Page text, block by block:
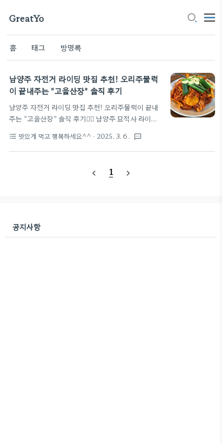
GreatYo
홈 태그 방명록
남양주 자전거 라이딩 맛집 추천! 오리주물럭
이 끝내주는 "고을산장" 솔직 후기
남양주 자전거 라이딩 맛집 추천! 오리주물럭이 끝내
주는 "고을산장" 솔직 후기🚵‍♂️ 남양주 묘적사 라이딩
럭이 기다리는 "고을산장"을 추천합니다! 🦆🔥안녕
하세요! 자전거 라이딩과 맛집 탐방을 사랑하는 여러
"고을산장"은 묘적사 업힐 라이딩 후 방문하면 불향
남양주 라이딩 후 추천 메뉴 – 오리주물럭 솔직 후기
– 불향 가득 오리주물럭, 직접 먹어봤어요! 방문 꿀팁
format_list_bulleted 맛있게 먹고 행복하세요^^ · 2025. 3. 6. textsms
navigate_before 1 navigate_next
공지사항